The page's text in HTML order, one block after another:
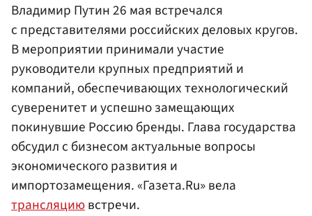
Владимир Путин 26 мая встречался
с представителями российских деловых кругов.
В мероприятии принимали участие
руководители крупных предприятий и
компаний, обеспечивающих технологический
суверенитет и успешно замещающих
покинувшие Россию бренды. Глава государства
обсудил с бизнесом актуальные вопросы
экономического развития и
импортозамещения. «Газета.Ru» вела
трансляциювстречи.